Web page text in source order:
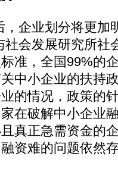
企业划分将更加
社会发展研究所社
准，全国99%的
中小企业的扶持
的情况，政策的
在破解中小企业
真正急需资金的
资难的问题依然